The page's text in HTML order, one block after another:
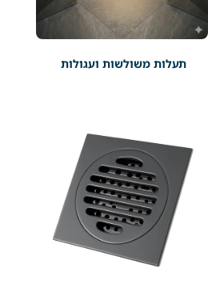
תעלות משולשות ועגולות